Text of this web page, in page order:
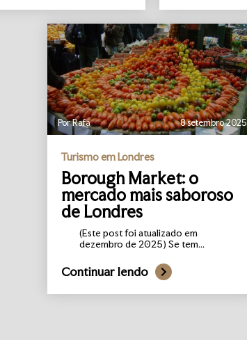
Por Rafa 8 setembro 2025
Turismo em Londres
Borough Market: o
mercado mais saboroso
de Londres
(Este post foi atualizado em
dezembro de 2025) Se tem...
Continuar lendo